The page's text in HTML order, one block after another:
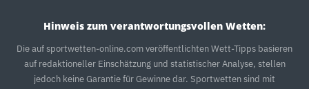
Hinweis zum verantwortungsvollen Wetten:
Die auf sportwetten-online.com veröffentlichten Wett-Tipps basieren
auf redaktioneller Einschätzung und statistischer Analyse, stellen
jedoch keine Garantie für Gewinne dar. Sportwetten sind mit